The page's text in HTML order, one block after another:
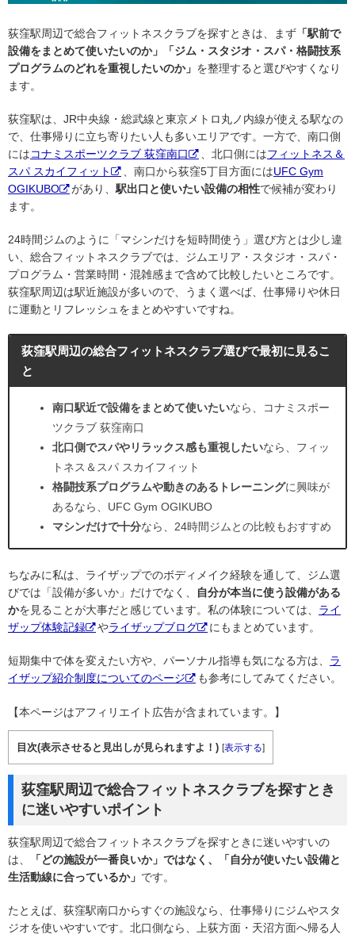
荻窪駅周辺で総合フィットネスクラブを探すときは、まず 「駅前で
設備をまとめて使いたいのか」「ジム・スタジオ・スパ・格闘技系
プログラムのどれを重視したいのか」 を整理すると選びやすくなり
ます。
荻窪駅は、JR中央線・総武線と東京メトロ丸ノ内線が使える駅なの
で、仕事帰りに立ち寄りたい人も多いエリアです。一方で、南口側
にはコナミスポーツクラブ 荻窪南口 、北口側にはフィットネス＆
スパ スカイフィット
、南口から荻窪5丁目方面にはUFC Gym
OGIKUBO
があり、 駅出口と使いたい設備の相性で候補が変わり
ます。
24時間ジムのように「マシンだけを短時間使う」選び方とは少し違
い、総合フィットネスクラブでは、ジムエリア・スタジオ・スパ・
プログラム・営業時間・混雑感まで含めて比較したいところです。
荻窪駅周辺は駅近施設が多いので、うまく選べば、仕事帰りや休日
に運動とリフレッシュをまとめやすいですね。
荻窪駅周辺の総合フィットネスクラブ選びで最初に見るこ
と
南口駅近で設備をまとめて使いたいなら、コナミスポー
ツクラブ 荻窪南口
北口側でスパやリラックス感も重視したいなら、フィッ
トネス＆スパ スカイフィット
格闘技系プログラムや動きのあるトレーニングに興味が
あるなら、UFC Gym OGIKUBO
マシンだけで十分なら、24時間ジムとの比較もおすすめ
ちなみに私は、ライザップでのボディメイク経験を通して、ジム選
びでは「設備が多いか」だけでなく、
自分が本当に使う設備がある
かを見ることが大事だと感じています。私の体験については、 ライ
ザップ体験記録
やライザップブログ にもまとめています。
短期集中で体を変えたい方や、パーソナル指導も気になる方は、 ラ
イザップ紹介制度についてのページ
も参考にしてみてください。
【本ページはアフィリエイト広告が含まれています。】
目次(表示させると見出しが見られますよ！) [表示する]
荻窪駅周辺で総合フィットネスクラブを探すとき
に迷いやすいポイント
荻窪駅周辺で総合フィットネスクラブを探すときに迷いやすいの
は、
「どの施設が一番良いか」ではなく、「自分が使いたい設備と
生活動線に合っているか」 です。
たとえば、荻窪駅南口からすぐの施設なら、仕事帰りにジムやスタ
ジオを使いやすいです。北口側なら、上荻方面・天沼方面へ帰る人